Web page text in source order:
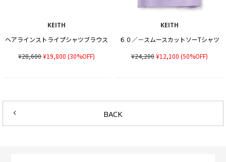
KEITH
ヘアラインストライプシャツブラウス
¥28,600¥19,800 (30%OFF)
KEITH
６０／－スムースカットソーTシャツ
¥24,200¥12,100 (50%OFF)
BACK